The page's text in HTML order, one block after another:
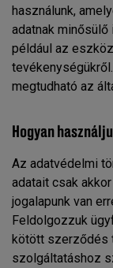
használunk,
adatnak
például az
megtudható az
Hogyan
Az adatvédelmi
adatait csak
jogalapunk van
Feldolgozzuk
kötött szerződés
szolgáltatáshoz